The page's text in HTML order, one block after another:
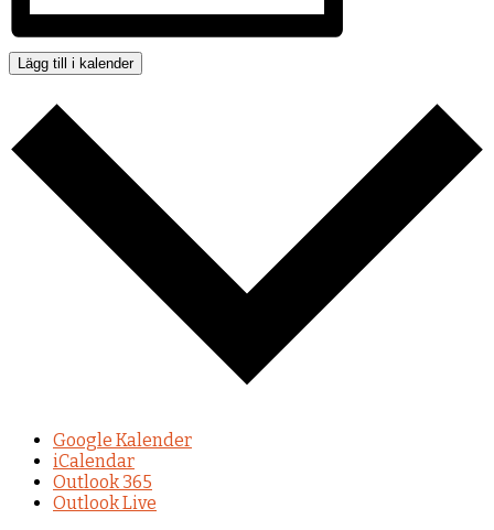
Lägg till i kalender
Google Kalender
iCalendar
Outlook 365
Outlook Live